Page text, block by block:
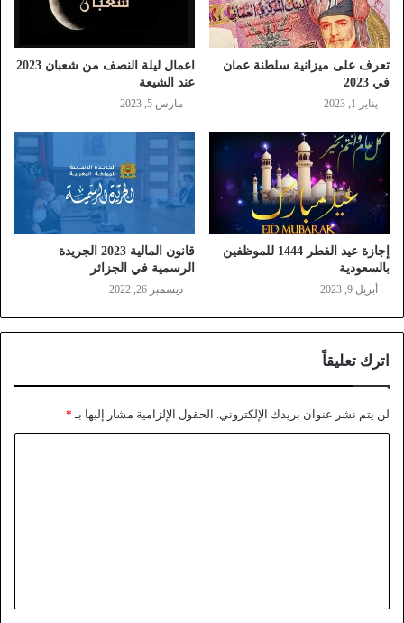
تعرف على ميزانية سلطنة عمان
في 2023
يناير 1, 2023
اعمال ليلة النصف من شعبان 2023
عند الشيعة
مارس 5, 2023
إجازة عيد الفطر 1444 للموظفين
بالسعودية
أبريل 9, 2023
قانون المالية 2023 الجريدة
الرسمية في الجزائر
ديسمبر 26, 2022
اترك تعليقاً
لن يتم نشر عنوان بريدك الإلكتروني. الحقول الإلزامية مشار إليها بـ *